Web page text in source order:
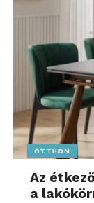
OTTHON
Az
a